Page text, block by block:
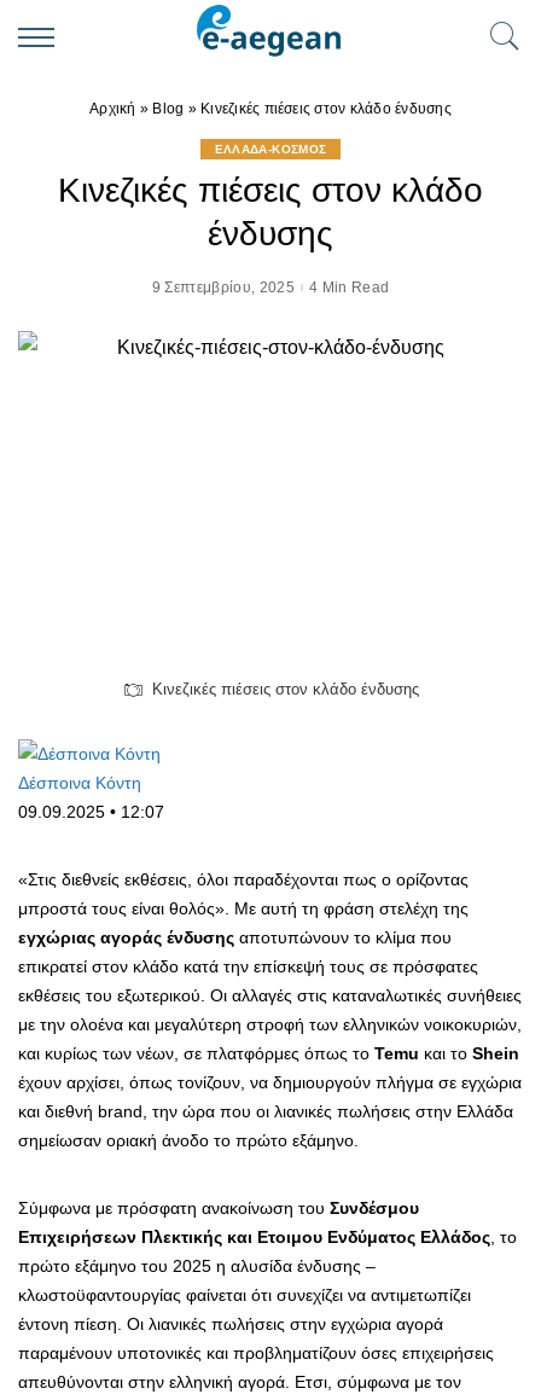
Αρχική » Blog » Κινεζικές πιέσεις στον κλάδο ένδυσης
ΕΛΛΑΔΑ-ΚΟΣΜΟΣ
Κινεζικές πιέσεις στον κλάδο
ένδυσης
9 Σεπτεμβρίου, 2025 4 Min Read
Κινεζικές πιέσεις στον κλάδο ένδυσης
Δέσποινα Κόντη
09.09.2025 • 12:07
«Στις διεθνείς εκθέσεις, όλοι παραδέχονται πως ο ορίζοντας
μπροστά τους είναι θολός». Με αυτή τη φράση στελέχη της
εγχώριας αγοράς ένδυσης αποτυπώνουν το κλίμα που
επικρατεί στον κλάδο κατά την επίσκεψή τους σε πρόσφατες
εκθέσεις του εξωτερικού. Οι αλλαγές στις καταναλωτικές συνήθειες
με την ολοένα και μεγαλύτερη στροφή των ελληνικών νοικοκυριών,
και κυρίως των νέων, σε πλατφόρμες όπως το Temu και το Shein
έχουν αρχίσει, όπως τονίζουν, να δημιουργούν πλήγμα σε εγχώρια
και διεθνή brand, την ώρα που οι λιανικές πωλήσεις στην Ελλάδα
σημείωσαν οριακή άνοδο το πρώτο εξάμηνο.
Σύμφωνα με πρόσφατη ανακοίνωση του Συνδέσμου
Επιχειρήσεων Πλεκτικής και Ετοιμου Ενδύματος Ελλάδος , το
πρώτο εξάμηνο του 2025 η αλυσίδα ένδυσης –
κλωστοϋφαντουργίας φαίνεται ότι συνεχίζει να αντιμετωπίζει
έντονη πίεση. Οι λιανικές πωλήσεις στην εγχώρια αγορά
παραμένουν υποτονικές και προβληματίζουν όσες επιχειρήσεις
απευθύνονται στην ελληνική αγορά. Ετσι, σύμφωνα με τον